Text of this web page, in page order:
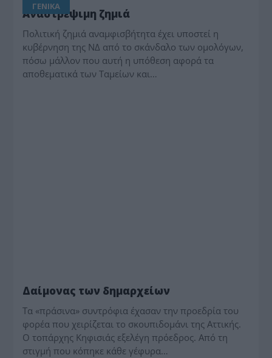
ΓΕΝΙΚΑ
Αναστρέψιμη ζημιά
Πολιτική ζημιά αναμφισβήτητα έχει υποστεί η
κυβέρνηση της ΝΔ από το σκάνδαλο των ομολόγων,
πόσω μάλλον που αυτή η υπόθεση αφορά τα
αποθεματικά των Ταμείων και…
Δαίμονας των δημαρχείων
Τα «πράσινα» συντρόφια έχασαν την προεδρία του
φορέα που χειρίζεται το σκουπιδομάνι της Αττικής.
Ο τοπάρχης Κηφισιάς εξελέγη πρόεδρος. Από τη
στιγμή που κόπηκε κάθε γέφυρα…